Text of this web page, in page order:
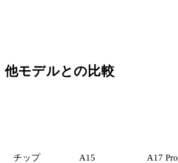
他モデルとの比較
チップ A15 A17 Pro